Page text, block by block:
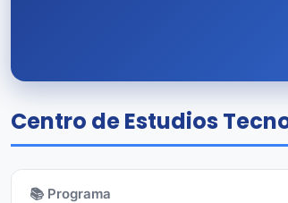
Centro de Estudios
📚 Programa